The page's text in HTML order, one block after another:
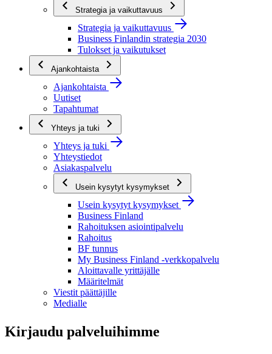
Strategia ja vaikuttavuus
Strategia ja vaikuttavuus
Business Finlandin strategia 2030
Tulokset ja vaikutukset
Ajankohtaista
Ajankohtaista
Uutiset
Tapahtumat
Yhteys ja tuki
Yhteys ja tuki
Yhteystiedot
Asiakaspalvelu
Usein kysytyt kysymykset
Usein kysytyt kysymykset
Business Finland
Rahoituksen asiointipalvelu
Rahoitus
BF tunnus
My Business Finland -verkkopalvelu
Aloittavalle yrittäjälle
Määritelmät
Viestit päättäjille
Medialle
Kirjaudu palveluihimme